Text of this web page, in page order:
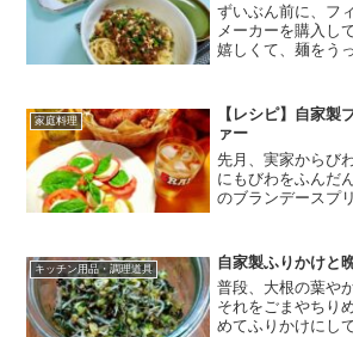
ずいぶん前に、フ
メーカーを購入し
嬉しくて、麺をう
で、もっと活用し
ヌードルメーカー
家庭料理
【レシピ】自家製
ァー
先月、実家からび
にもびわをふんだ
のブランデースプ
ースプリッツァー
て飲み干してしま
キッチン用品・調理道具
自家製ふりかけと
普段、大根の葉や
それをごまやちり
めてふりかけにし